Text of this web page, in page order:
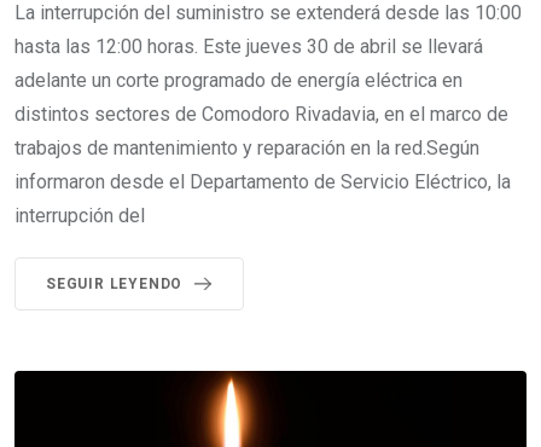
La interrupción del suministro se extenderá desde las 10:00
hasta las 12:00 horas. Este jueves 30 de abril se llevará
adelante un corte programado de energía eléctrica en
distintos sectores de Comodoro Rivadavia, en el marco de
trabajos de mantenimiento y reparación en la red.Según
informaron desde el Departamento de Servicio Eléctrico, la
interrupción del
SEGUIR LEYENDO